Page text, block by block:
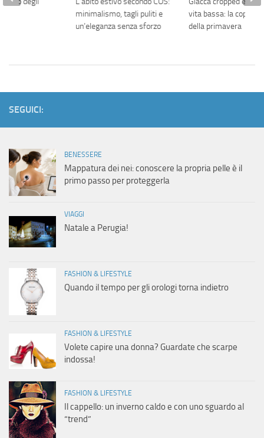
minimalismo, tagli puliti e
un’eleganza senza sforzo
vita bassa: la coppia
della primavera
SEGUICI:
BENESSERE
Mappatura dei nei: conoscere la propria pelle è il
primo passo per proteggerla
VIAGGI
Natale a Perugia!
FASHION & LIFESTYLE
Quando il tempo per gli orologi torna indietro
FASHION & LIFESTYLE
Volete capire una donna? Guardate che scarpe
indossa!
FASHION & LIFESTYLE
Il cappello: un inverno caldo e con uno sguardo al
“trend”